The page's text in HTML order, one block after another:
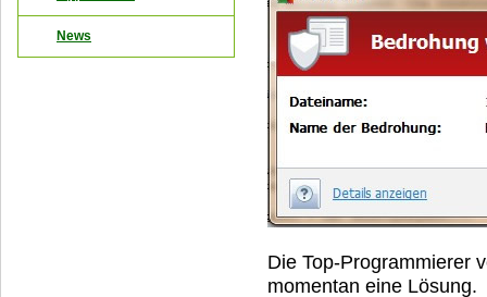
Die Top-Programmierer
momentan eine Lösung.
News